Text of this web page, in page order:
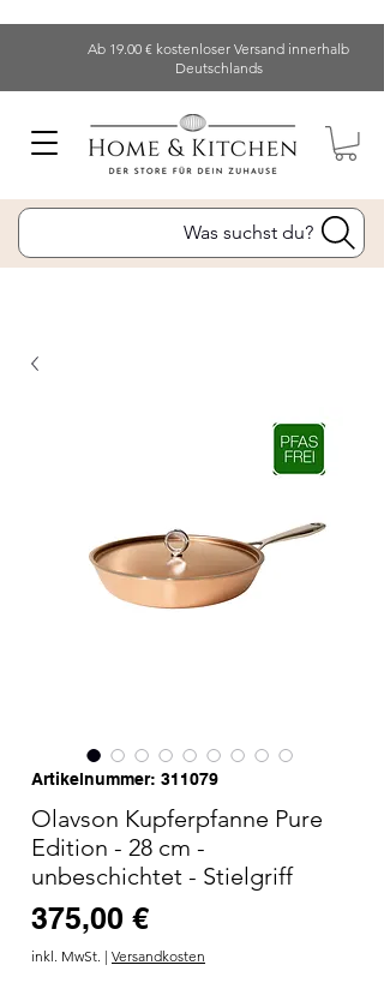
Ab 19.00 € kostenloser Versand innerhalb
Deutschlands
Was suchst du?
Artikelnummer: 311079
Olavson Kupferpfanne Pure
Edition - 28 cm -
unbeschichtet - Stielgriff
375,00 €Preis
inkl. MwSt. | Versandkosten